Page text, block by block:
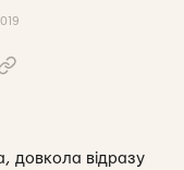
довкола відразу